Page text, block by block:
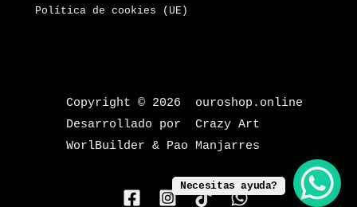
Política de cookies (UE)
Copyright © 2026 ouroshop.online
Desarrollado por Crazy Art
WorlBuilder & Pao Manjarres
Necesitas ayuda?